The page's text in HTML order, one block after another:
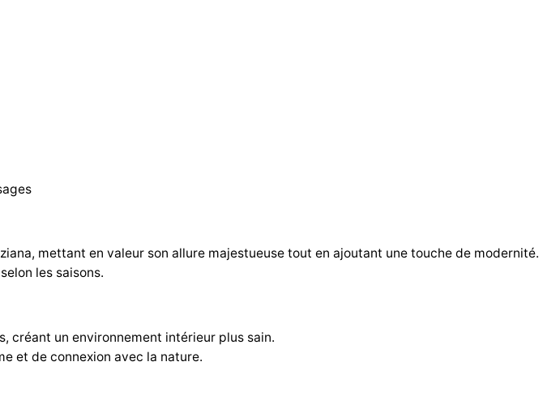
mettant en valeur son allure majestueuse tout en ajoutant une touche de modernité.
les saisons.
créant un environnement intérieur plus sain.
et de connexion avec la nature.